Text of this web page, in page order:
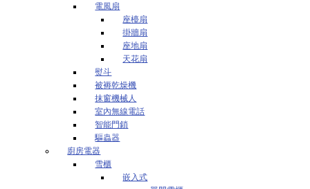
電風扇
座檯扇
掛牆扇
座地扇
天花扇
熨斗
被褥乾燥機
抹窗機械人
室內無線電話
智能門鎖
驅蟲器
廚房電器
雪櫃
嵌入式